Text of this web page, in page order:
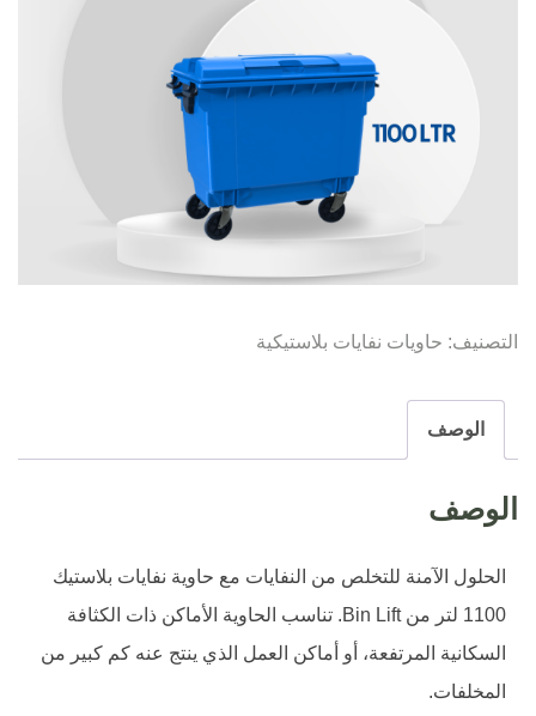
التصنيف: حاويات نفايات بلاستيكية
الوصف
الوصف
الحلول الآمنة للتخلص من النفايات مع حاوية نفايات بلاستيك
1100 لتر من Bin Lift. تناسب الحاوية الأماكن ذات الكثافة
السكانية المرتفعة، أو أماكن العمل الذي ينتج عنه كم كبير من
المخلفات.